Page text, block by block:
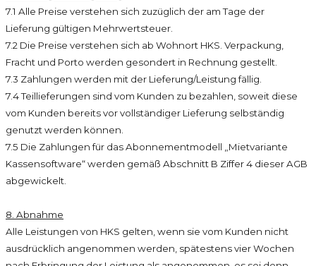
7.1 Alle Preise verstehen sich zuzüglich der am Tage der
Lieferung gültigen Mehrwertsteuer.
7.2 Die Preise verstehen sich ab Wohnort HKS. Verpackung,
Fracht und Porto werden gesondert in Rechnung gestellt.
7.3 Zahlungen werden mit der Lieferung/Leistung fällig.
7.4 Teillieferungen sind vom Kunden zu bezahlen, soweit diese
vom Kunden bereits vor vollständiger Lieferung selbständig
genutzt werden können.
7.5 Die Zahlungen für das Abonnementmodell „Mietvariante
Kassensoftware“ werden gemäß Abschnitt B Ziffer 4 dieser AGB
abgewickelt.
8. Abnahme
Alle Leistungen von HKS gelten, wenn sie vom Kunden nicht
ausdrücklich angenommen werden, spätestens vier Wochen